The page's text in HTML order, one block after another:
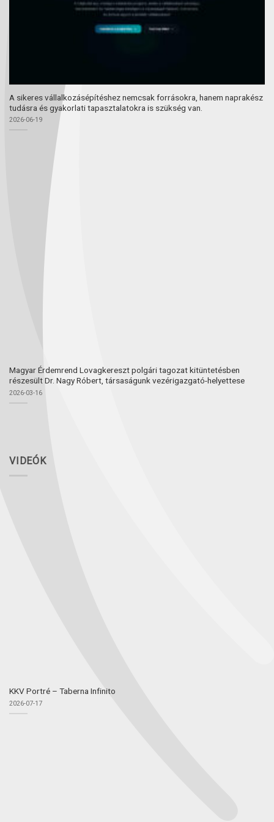
A sikeres vállalkozásépítéshez nemcsak forrásokra, hanem naprakész
tudásra és gyakorlati tapasztalatokra is szükség van.
2026-06-19
Magyar Érdemrend Lovagkereszt polgári tagozat kitüntetésben
részesült Dr. Nagy Róbert, társaságunk vezérigazgató-helyettese
2026-03-16
VIDEÓK
KKV Portré – Taberna Infinito
2026-07-17